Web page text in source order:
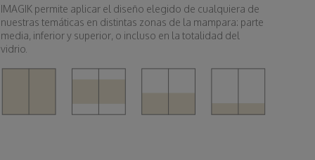
IMAGIK permite aplicar el diseño elegido de cualquiera de
nuestras temáticas en distintas zonas de la mampara: parte
media, inferior y superior, o incluso en la totalidad del
vidrio.